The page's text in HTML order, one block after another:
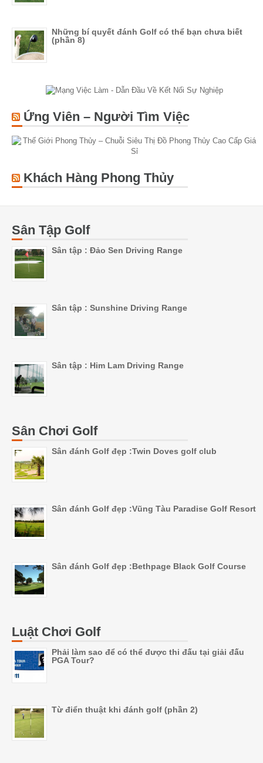
Những bí quyết đánh Golf có thể bạn chưa biết
(phần 8)
Ứng Viên – Người Tìm Việc
Khách Hàng Phong Thủy
Sân Tập Golf
Sân tập : Đảo Sen Driving Range
Sân tập : Sunshine Driving Range
Sân tập : Him Lam Driving Range
Sân Chơi Golf
Sân đánh Golf đẹp :Twin Doves golf club
Sân đánh Golf đẹp :Vũng Tàu Paradise Golf Resort
Sân đánh Golf đẹp :Bethpage Black Golf Course
Luật Chơi Golf
Phải làm sao để có thể được thi đấu tại giải đấu
PGA Tour?
Từ điển thuật khi đánh golf (phần 2)